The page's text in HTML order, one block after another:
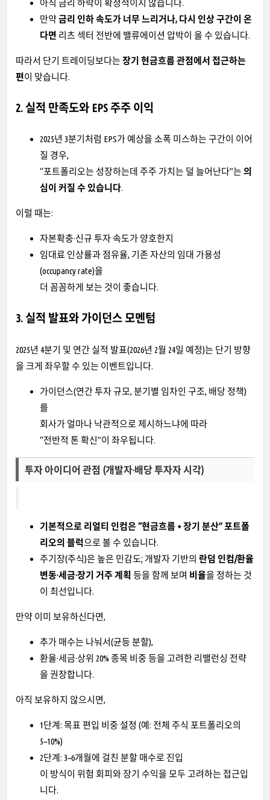
아직 금리 하락이 확정적이지 않습니다.
만약금리 인하 속도가 너무 느리거나, 다시 인상 구간이 온
다면 리츠 섹터 전반에 밸류에이션 압박이 올 수 있습니다.
따라서 단기 트레이딩보다는 장기 현금흐름 관점에서 접근하는
편이 맞습니다.
2. 실적 만족도와 EPS 주주 이익
2025년 3분기처럼 EPS가 예상을 소폭 미스하는 구간이 이어
질 경우,
“포트폴리오는 성장하는데 주주 가치는 덜 늘어난다”는 의
심이 커질 수 있습니다.
이럴 때는:
자본확충·신규 투자 속도가 양호한지
임대료 인상률과 점유율, 기존 자산의 임대 가용성
(occupancy rate)을
더 꼼꼼하게 보는 것이 좋습니다.
3. 실적 발표와 가이던스 모멘텀
2025년 4분기 및 연간 실적 발표(2026년 2월 24일 예정)는 단기 방향
을 크게 좌우할 수 있는 이벤트입니다.
가이던스(연간 투자 규모, 분기별 임차인 구조, 배당 정책)
를
회사가 얼마나 낙관적으로 제시하느냐에 따라
“전반적 톤 확신”이 좌우됩니다.
투자 아이디어 관점 (개발자·배당 투자자 시각)
기본적으로 리얼티 인컴은 “현금흐름 + 장기 분산” 포트폴
리오의 블럭으로 볼 수 있습니다.
주기장(주식)은 높은 민감도; 개발자 기반의 란덤 인컴/환율
변동·세금·장기 거주 계획 등을 함께 보며 비율을 정하는 것
이 최선입니다.
만약 이미 보유하신다면,
추가 매수는 나눠서(균등 분할),
환율·세금·상위 20% 종목 비중 등을 고려한 리밸런싱 전략
을 권장합니다.
아직 보유하지 않으시면,
1단계: 목표 편입 비중 설정 (예: 전체 주식 포트폴리오의
5~10%)
2단계: 3~6개월에 걸친 분할 매수로 진입
이 방식이 위험 회피와 장기 수익을 모두 고려하는 접근입
니다.